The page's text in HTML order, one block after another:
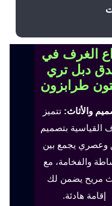
الغرف في
دبل تري
طرابزون
والأثاث: تتميز
القياسية بتصميم
وعصري يجمع بين
والفخامة، مع
مريح يضمن لك
إقامة هادئة.